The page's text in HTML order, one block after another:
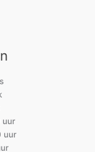
uur
uur